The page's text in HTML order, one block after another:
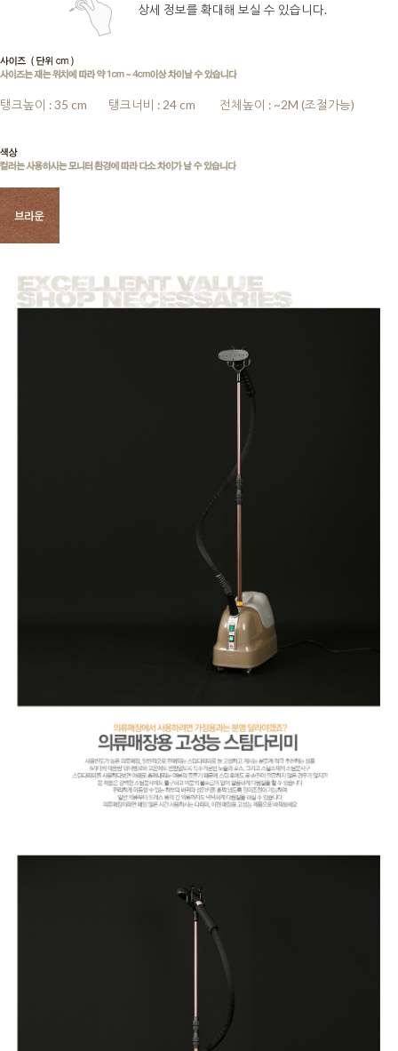
상세 정보를 확대해 보실 수 있습니다.
탱크높이 : 35 cm 탱크너비 : 24 cm 전체높이 : ~2M (조절가능)